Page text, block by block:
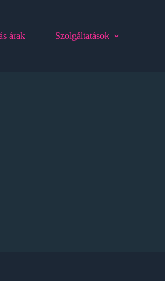
árak Szolgáltatások